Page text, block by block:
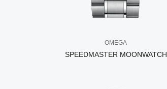
OMEGA
SPEEDMASTER MOONWATCH